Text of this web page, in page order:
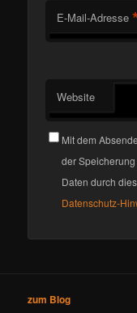
E-Mail-Adresse
Website
Mit dem
der
Daten durch
Datenschutz-
zum Blog